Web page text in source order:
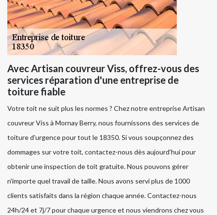
Avec Artisan couvreur Viss, offrez-vous des
services réparation d'une entreprise de
toiture fiable
Votre toit ne suit plus les normes ? Chez notre entreprise Artisan
couvreur Viss à Mornay Berry, nous fournissons des services de
toiture d'urgence pour tout le 18350. Si vous soupçonnez des
dommages sur votre toit, contactez-nous dès aujourd'hui pour
obtenir une inspection de toit gratuite. Nous pouvons gérer
n'importe quel travail de taille. Nous avons servi plus de 1000
clients satisfaits dans la région chaque année. Contactez-nous
24h/24 et 7j/7 pour chaque urgence et nous viendrons chez vous